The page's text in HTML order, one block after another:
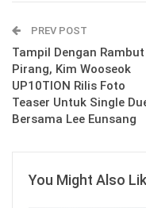
PREV POST
Tampil Dengan Rambut
Pirang, Kim Wooseok
UP10TION Rilis Foto
Teaser Untuk Single
Bersama Lee Eunsang
You Might Also